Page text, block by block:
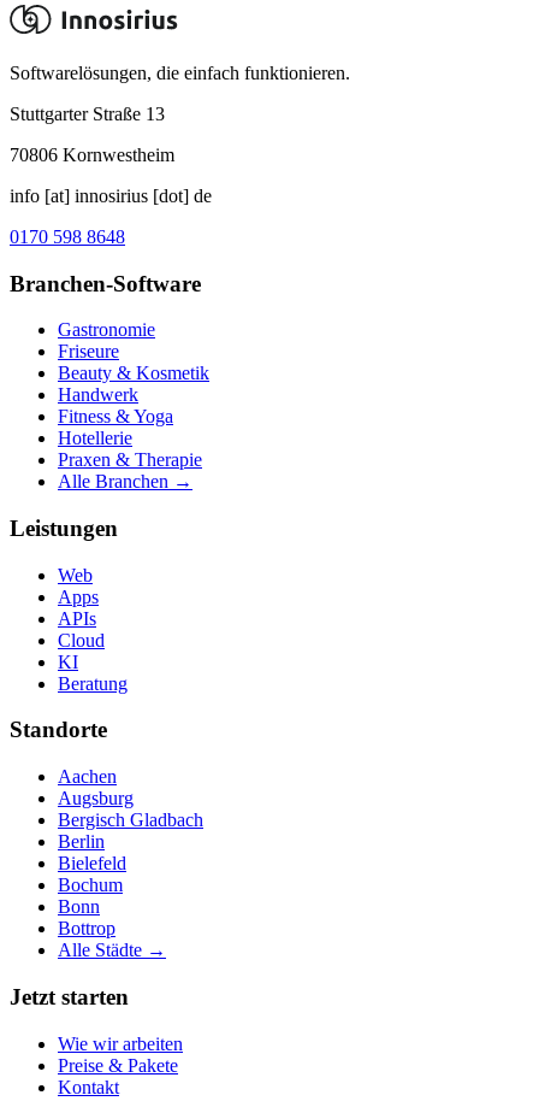
Softwarelösungen, die einfach funktionieren.
Stuttgarter Straße 13
70806 Kornwestheim
info [at] innosirius [dot] de
0170 598 8648
Branchen-Software
Gastronomie
Friseure
Beauty & Kosmetik
Handwerk
Fitness & Yoga
Hotellerie
Praxen & Therapie
Alle Branchen →
Leistungen
Web
Apps
APIs
Cloud
KI
Beratung
Standorte
Aachen
Augsburg
Bergisch Gladbach
Berlin
Bielefeld
Bochum
Bonn
Bottrop
Alle Städte →
Jetzt starten
Wie wir arbeiten
Preise & Pakete
Kontakt